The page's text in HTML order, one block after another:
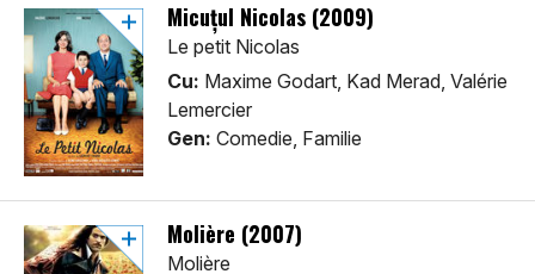
Micuțul Nicolas (2009)
Le petit Nicolas
Cu: Maxime Godart, Kad Merad, Valérie
Lemercier
Gen: Comedie, Familie
Molière (2007)
Molière